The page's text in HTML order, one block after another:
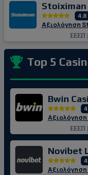
Stoiximan
4.8
Αξιολόγηση
ΕΕΕΠ
Top 5
Bwin
ΕΕΕΠ
Novibet